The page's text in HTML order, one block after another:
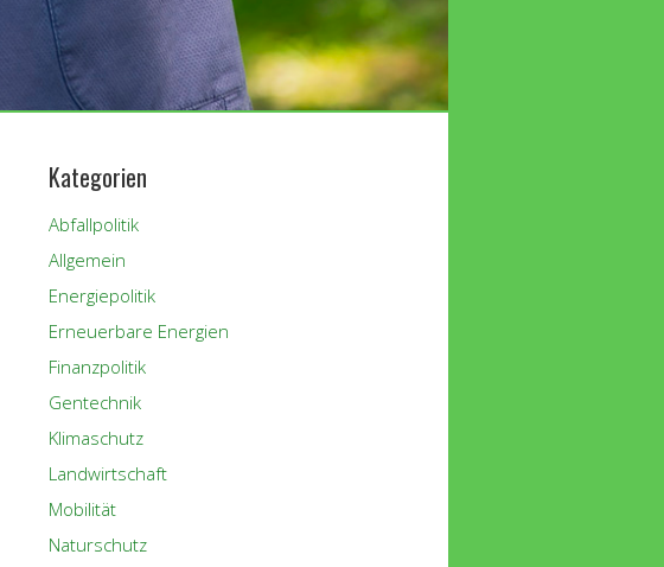
Kategorien
Abfallpolitik
Allgemein
Energiepolitik
Erneuerbare Energien
Finanzpolitik
Gentechnik
Klimaschutz
Landwirtschaft
Mobilität
Naturschutz